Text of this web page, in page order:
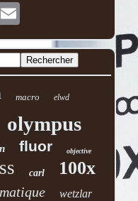
macro elwd
olympus
fluor objective
carl 100x
wetzlar